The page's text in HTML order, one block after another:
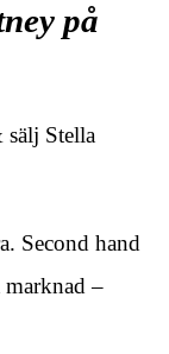
på
sälj Stella
Second hand
marknad –